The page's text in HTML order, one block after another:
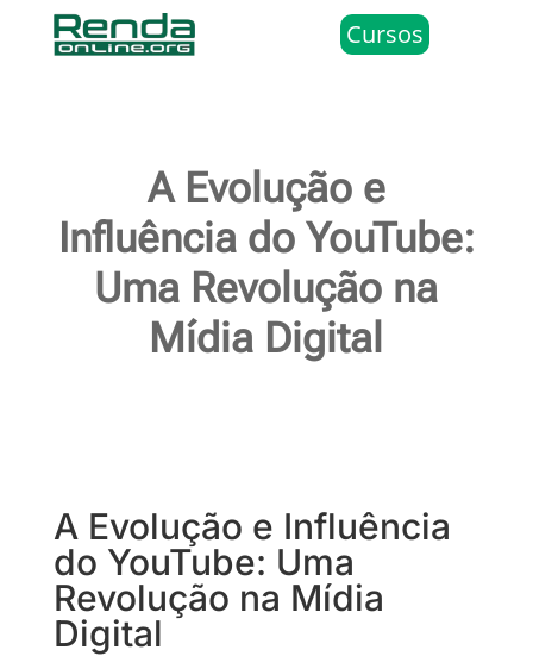
Cursos
A Evolução e
Influência do YouTube:
Uma Revolução na
Mídia Digital
A Evolução e Influência
do YouTube: Uma
Revolução na Mídia
Digital